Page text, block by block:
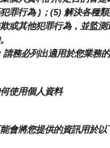
罪行為 )；(5) 解決各種
或其他犯罪行為，並監
請務必列出適用於您業務
使用個人資料
會將您提供的資訊用於以